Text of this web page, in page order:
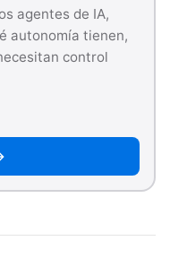
agentes de IA,
autonomía tienen,
control